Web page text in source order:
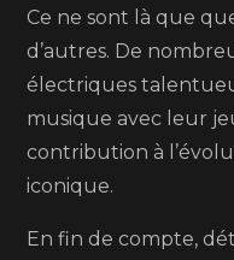
Ce ne sont là que
d’autres. De
électriques
musique avec leur
contribution à
iconique.
En fin de compte,